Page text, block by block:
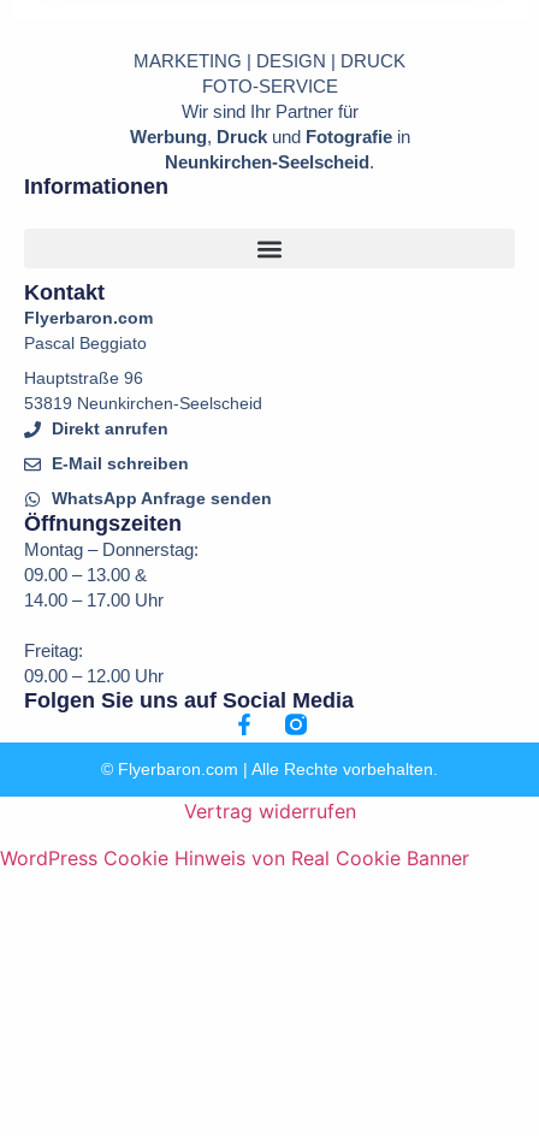
MARKETING | DESIGN | DRUCK
FOTO-SERVICE
Wir sind Ihr Partner für
Werbung, Druckund Fotografiein
Neunkirchen-Seelscheid.
Informationen
Kontakt
Flyerbaron.com
Pascal Beggiato
Hauptstraße 96
53819 Neunkirchen-Seelscheid
Direkt anrufen
E-Mail schreiben
WhatsApp Anfrage senden
Öffnungszeiten
Montag – Donnerstag:
09.00 – 13.00 &
14.00 – 17.00 Uhr
Freitag:
09.00 – 12.00 Uhr
Folgen Sie uns auf Social Media
© Flyerbaron.com | Alle Rechte vorbehalten.
Vertrag widerrufen
WordPress Cookie Hinweis von Real Cookie Banner